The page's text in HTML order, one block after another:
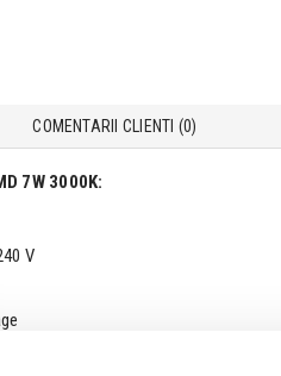
COMENTARII CLIENTI (0)
7W 3000K:
V